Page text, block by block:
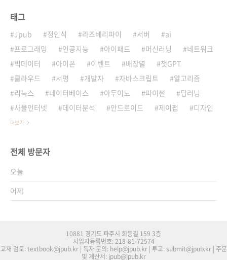
태그
Jpub 정인식 라즈베리파이 서버
ai
프로그래밍
인공지능 아이패드 머신러닝
네트워크
빅데이터
아이폰 이벤트 배장열
챗GPT
클라우드
서평 개발자 자바스크립트
알고리즘
리눅스
데이터베이스 아두이노 파이썬
딥러닝
사물인터넷
데이터분석 안드로이드 제이펍 디자인
더보기
전체 방문자
오늘
어제
10881 경기도 파주시 회동길 159 3층
사업자등록번호: 218-81-72574
교재 검토: textbook@jpub.kr | 독자 문의: help@jpub.kr | 투고: submit@jpub.kr | 주문
및 계산서: jpub@jpub.kr